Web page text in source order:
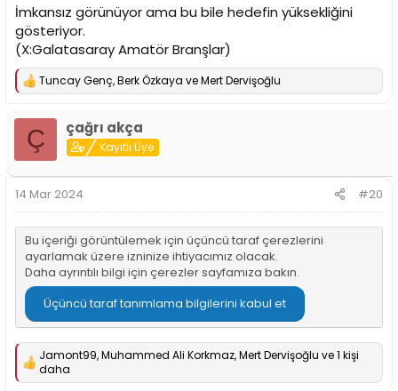
İmkansız görünüyor ama bu bile hedefin yüksekliğini
gösteriyor.
(X:Galatasaray Amatör Branşlar)
T
:
Tuncay Genç,Berk Özkaya veMert Dervişoğlu
Ç çağrı akça
Kayıtlı Üye
14 Mar 2024 #20
Bu içeriği görüntülemek için üçüncü taraf çerezlerini
ayarlamak üzere izninize ihtiyacımız olacak.
Daha ayrıntılı bilgi için çerezler sayfamıza bakın.
Üçüncü taraf tanımlama bilgilerini kabul et
T
e
Jamont99,Muhammed Ali Korkmaz,Mert Dervişoğlu ve 1 kişi
daha